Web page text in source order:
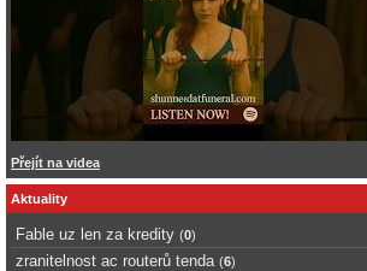
Přejít na videa
Aktuality
Fable uz len za kredity (0)
zranitelnost ac routerů tenda (6)